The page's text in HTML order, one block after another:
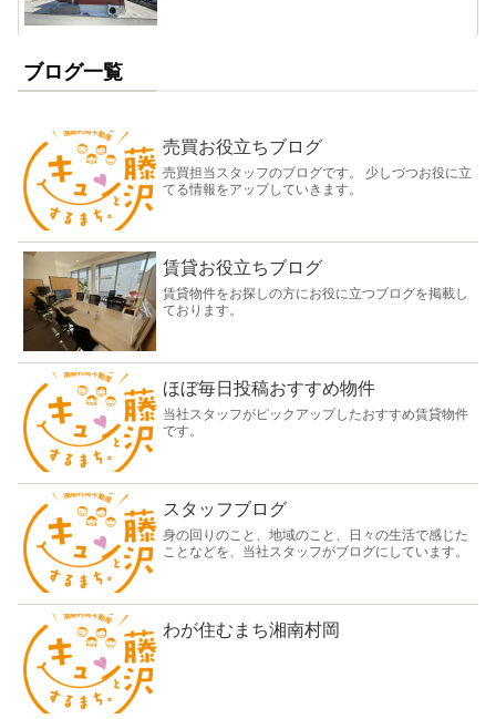
ブログ一覧
売買お役立ちブログ
売買担当スタッフのブログです。 少しづつお役に立
てる情報をアップしていきます。
賃貸お役立ちブログ
賃貸物件をお探しの方にお役に立つブログを掲載し
ております。
ほぼ毎日投稿おすすめ物件
当社スタッフがピックアップしたおすすめ賃貸物件
です。
スタッフブログ
身の回りのこと、地域のこと、日々の生活で感じた
ことなどを、当社スタッフがブログにしています。
わが住むまち湘南村岡